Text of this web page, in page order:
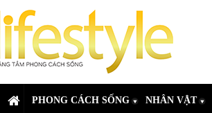
PHONG CÁCH SỐNG NHÂN VẬT